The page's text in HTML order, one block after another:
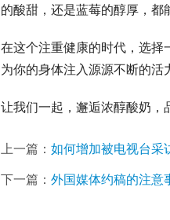
的酸甜，还是蓝莓的醇厚，都
在这个注重健康的时代，选
为你的身体注入源源不断的活
让我们一起，邂逅浓醇酸奶，
上一篇： 如何增加被电视台采
下一篇： 外国媒体约稿的注意